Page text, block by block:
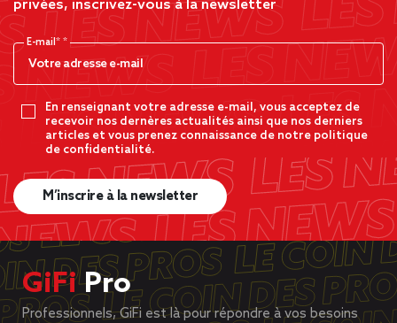
privées, inscrivez-vous à la newsletter
E-mail*
En renseignant votre adresse e-mail, vous acceptez de
recevoir nos dernères actualités ainsi que nos derniers
articles et vous prenez connaissance de notre politique
de confidentialité.
M’inscrire à la newsletter
GiFiPro
Professionnels, GiFi est là pour répondre à vos besoins